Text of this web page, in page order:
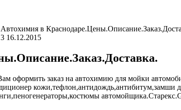
Автохимия в
3 16.12.2015
оформить заказ на автохимию для мойки